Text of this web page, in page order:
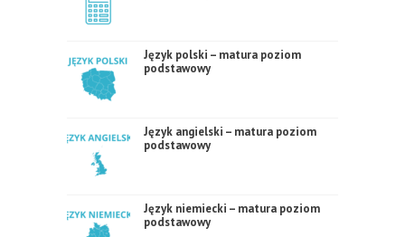
Język polski – matura poziom
podstawowy
Język angielski – matura poziom
podstawowy
Język niemiecki – matura poziom
podstawowy